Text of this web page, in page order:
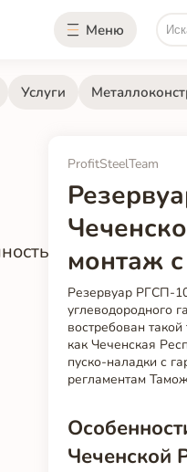
Меню
Услуги
ProfitSteelTeam
монтаж
Резервуар РГСП-
углеводородного
востребован
как Чеченская
пуско-наладки с
регламентам
Чеченской